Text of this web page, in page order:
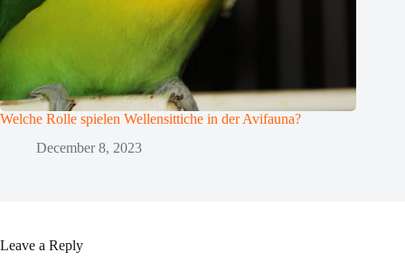
Welche Rolle spielen Wellensittiche in der Avifauna?
December 8, 2023
Leave a Reply